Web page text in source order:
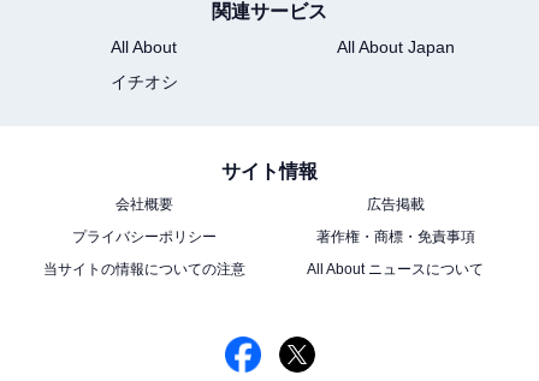
関連サービス
All About
All About Japan
イチオシ
サイト情報
会社概要
広告掲載
プライバシーポリシー
著作権・商標・免責事項
当サイトの情報についての注意
All About ニュースについて